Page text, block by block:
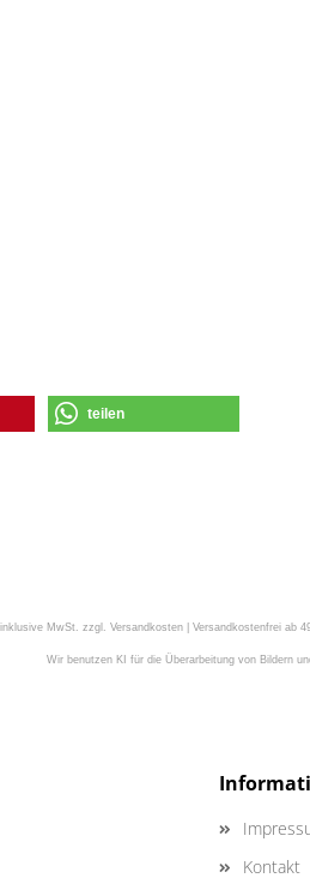
teilen
MwSt. zzgl. Versandkosten | Versandkostenfrei ab
Wir benutzen KI für die Überarbeitung von Bildern
Kontakt